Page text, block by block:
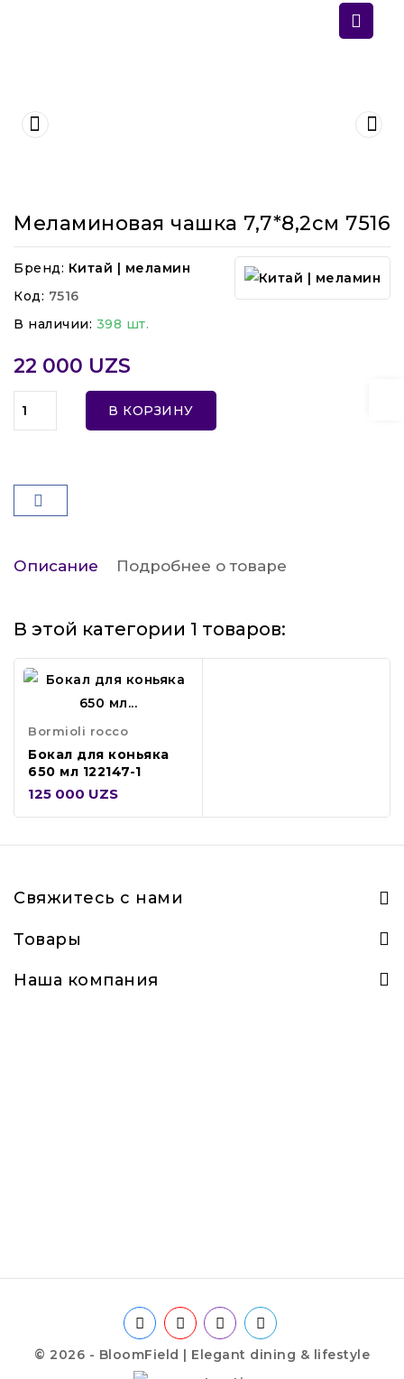
Меламиновая чашка 7,7*8,2см 7516
Бренд: Китай | меламин
Код: 7516
В наличии: 398 шт.
22 000 UZS
В КОРЗИНУ
Описание Подробнее о товаре
В этой категории 1 товаров:
Bormioli rocco
Бокал для коньяка
650 мл 122147-1
125 000 UZS
Свяжитесь с нами
Товары
Наша компания
© 2026 - BloomField | Elegant dining & lifestyle